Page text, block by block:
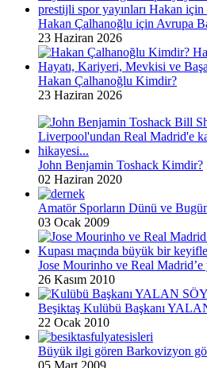
Hakan Çalhanoğlu için Avrupa
23 Haziran 2026
Hakan Çalhanoğlu Kimdir?
23 Haziran 2026
John Benjamin Toshack Kimdir?
02 Haziran 2020
Amatör Sporların Dünü ve
03 Ocak 2009
Jose Mourinho ve Real Madrid’e
26 Kasım 2010
Beşiktaş Kulübü Başkanı
22 Ocak 2010
Büyük ilgi gören Barkovizyon
05 Mart 2009